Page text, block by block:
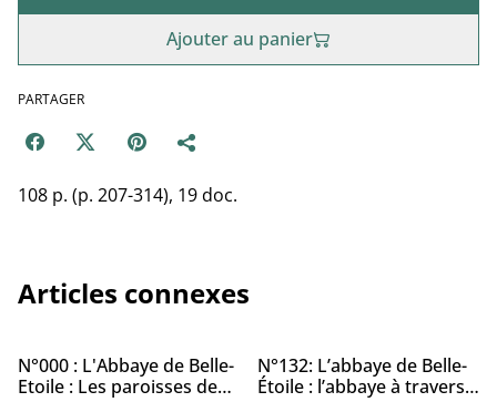
Ajouter au panier
PARTAGER
108 p. (p. 207-314), 19 doc.
Articles connexes
%
N°000 : L'Abbaye de Belle-
Etoile : Les paroisses de
%
N°132: L’abbaye de Belle-
Étoile : l’abbaye à travers